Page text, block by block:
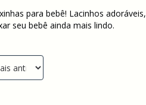
para bebê! Lacinhos adoráveis,
seu bebê ainda mais lindo.